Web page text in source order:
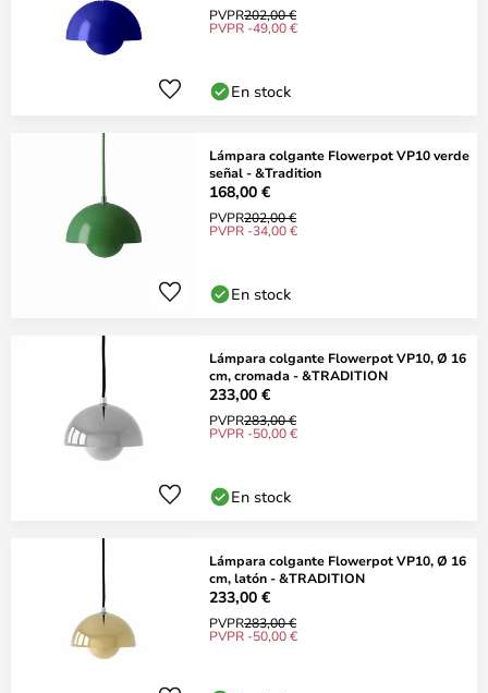
PVPR202,00 €
PVPR -49,00 €
En stock
Lámpara colgante Flowerpot VP10 verde
señal - &Tradition
168,00 €
PVPR202,00 €
PVPR -34,00 €
En stock
Lámpara colgante Flowerpot VP10, Ø 16
cm, cromada - &TRADITION
233,00 €
PVPR283,00 €
PVPR -50,00 €
En stock
Lámpara colgante Flowerpot VP10, Ø 16
cm, latón - &TRADITION
233,00 €
PVPR283,00 €
PVPR -50,00 €